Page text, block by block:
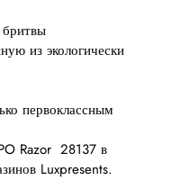
бритвы
из экологически
первоклассным
Razor 28137 в
Luxpresents.